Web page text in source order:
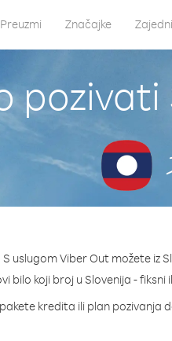
Preuzmi Značajke
pozivati
S uslugom Viber Out možete iz
bilo koji broj u Slovenija -
kredita ili plan pozivanja